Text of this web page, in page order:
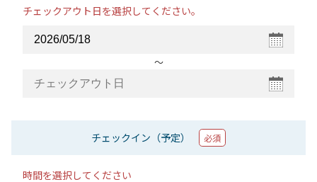
チェックアウト日を選択してください。
〜
チェックイン（予定） 必須
時間を選択してください